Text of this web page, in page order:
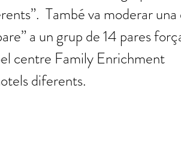
També va moderar una
a un grup de 14 pares
centre Family Enrichment
diferents.